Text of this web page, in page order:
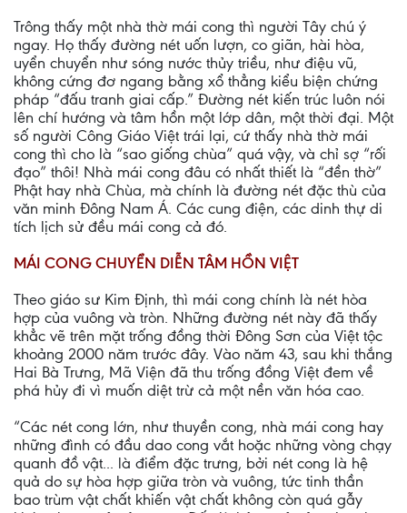
Trông thấy một nhà thờ mái cong thì người Tây chú ý
ngay. Họ thấy đường nét uốn lượn, co giãn, hài hòa,
uyển chuyển như sóng nước thủy triều, như điệu vũ,
không cứng đơ ngang bằng xổ thẳng kiểu biện chứng
pháp “đấu tranh giai cấp.” Ðường nét kiến trúc luôn nói
lên chí hướng và tâm hồn một lớp dân, một thời đại. Một
số người Công Giáo Việt trái lại, cứ thấy nhà thờ mái
cong thì cho là “sao giống chùa” quá vậy, và chỉ sợ “rối
đạo” thôi! Nhà mái cong đâu có nhất thiết là “đền thờ”
Phật hay nhà Chùa, mà chính là đường nét đặc thù của
văn minh Ðông Nam Á. Các cung điện, các dinh thự di
tích lịch sử đều mái cong cả đó.
MÁI CONG CHUYỂN DIỄN TÂM HỒN VIỆT
Theo giáo sư Kim Ðịnh, thì mái cong chính là nét hòa
hợp của vuông và tròn. Những đường nét này đã thấy
khẳc vẽ trên mặt trống đồng thời Ðông Sơn của Việt tộc
khoảng 2000 năm trước đây. Vào năm 43, sau khi thắng
Hai Bà Trưng, Mã Viện đã thu trống đồng Việt đem về
phá hủy đi vì muốn diệt trừ cả một nền văn hóa cao.
“Các nét cong lớn, như thuyền cong, nhà mái cong hay
những đình có đầu dao cong vắt hoặc những vòng chạy
quanh đồ vật... là điểm đặc trưng, bởi nét cong là hệ
quả do sự hòa hợp giữa tròn và vuông, tức tinh thần
bao trùm vật chất khiến vật chất không còn quá gẫy